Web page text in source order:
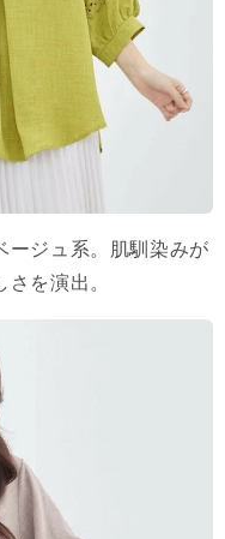
ージュ系。肌馴染みが
を演出。